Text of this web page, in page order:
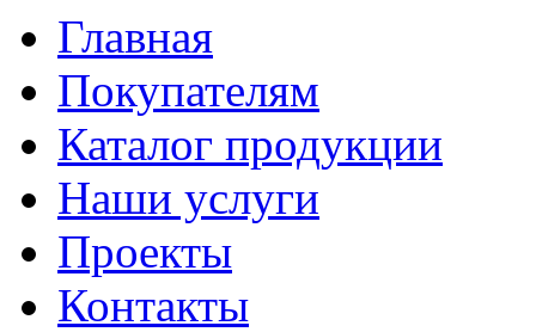
Главная
Покупателям
Каталог продукции
Наши услуги
Проекты
Контакты